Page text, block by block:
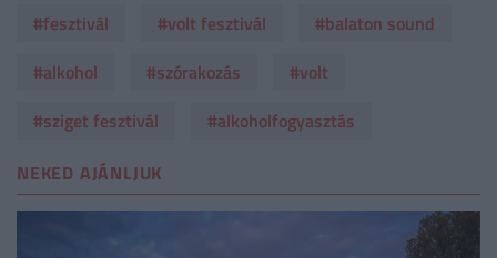
#fesztivál
#volt fesztivál
#balaton sound
#alkohol
#szórakozás
#volt
#sziget fesztivál
#alkoholfogyasztás
NEKED AJÁNLJUK